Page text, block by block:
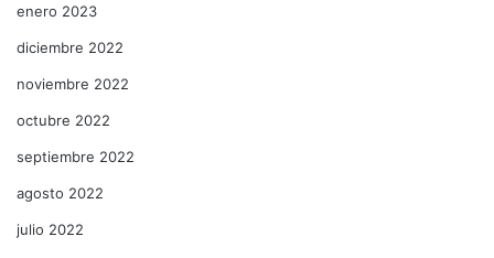
enero 2023
diciembre 2022
noviembre 2022
octubre 2022
septiembre 2022
agosto 2022
julio 2022